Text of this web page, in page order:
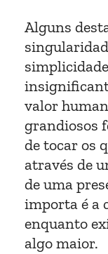
Alguns
valor
grandiosos
de tocar os
através de
de uma
importa é a
enquanto
algo maior.